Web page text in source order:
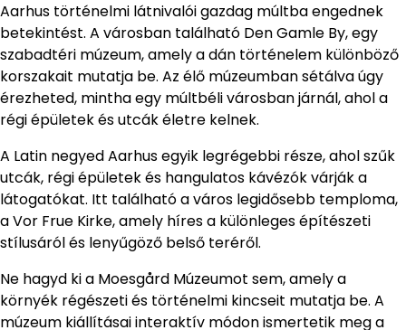
Aarhus történelmi látnivalói gazdag múltba engednek
betekintést. A városban található Den Gamle By, egy
szabadtéri múzeum, amely a dán történelem különböző
korszakait mutatja be. Az élő múzeumban sétálva úgy
érezheted, mintha egy múltbéli városban járnál, ahol a
régi épületek és utcák életre kelnek.
A Latin negyed Aarhus egyik legrégebbi része, ahol szűk
utcák, régi épületek és hangulatos kávézók várják a
látogatókat. Itt található a város legidősebb temploma,
a Vor Frue Kirke, amely híres a különleges építészeti
stílusáról és lenyűgöző belső teréről.
Ne hagyd ki a Moesgård Múzeumot sem, amely a
környék régészeti és történelmi kincseit mutatja be. A
múzeum kiállításai interaktív módon ismertetik meg a